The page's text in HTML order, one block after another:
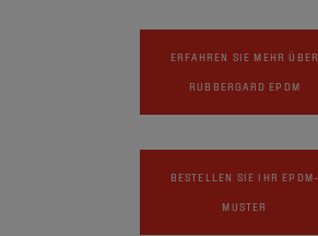
ERFAHREN SIE MEHR ÜBER
RUBBERGARD EPDM
BESTELLEN SIE IHR EPDM-
MUSTER